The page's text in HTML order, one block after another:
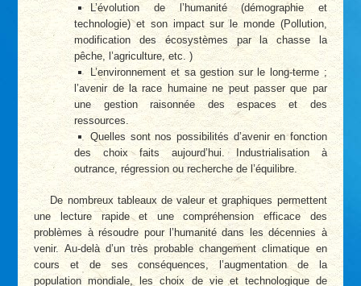
L’évolution de l’humanité (démographie et
technologie) et son impact sur le monde (Pollution,
modification des écosystèmes par la chasse la
pêche, l’agriculture, etc. )
L’environnement et sa gestion sur le long-terme ;
l’avenir de la race humaine ne peut passer que par
une gestion raisonnée des espaces et des
ressources.
Quelles sont nos possibilités d’avenir en fonction
des choix faits aujourd’hui. Industrialisation à
outrance, régression ou recherche de l’équilibre.
De nombreux tableaux de valeur et graphiques permettent
une lecture rapide et une compréhension efficace des
problèmes à résoudre pour l’humanité dans les décennies à
venir. Au-delà d’un très probable changement climatique en
cours et de ses conséquences, l’augmentation de la
population mondiale, les choix de vie et technologique de